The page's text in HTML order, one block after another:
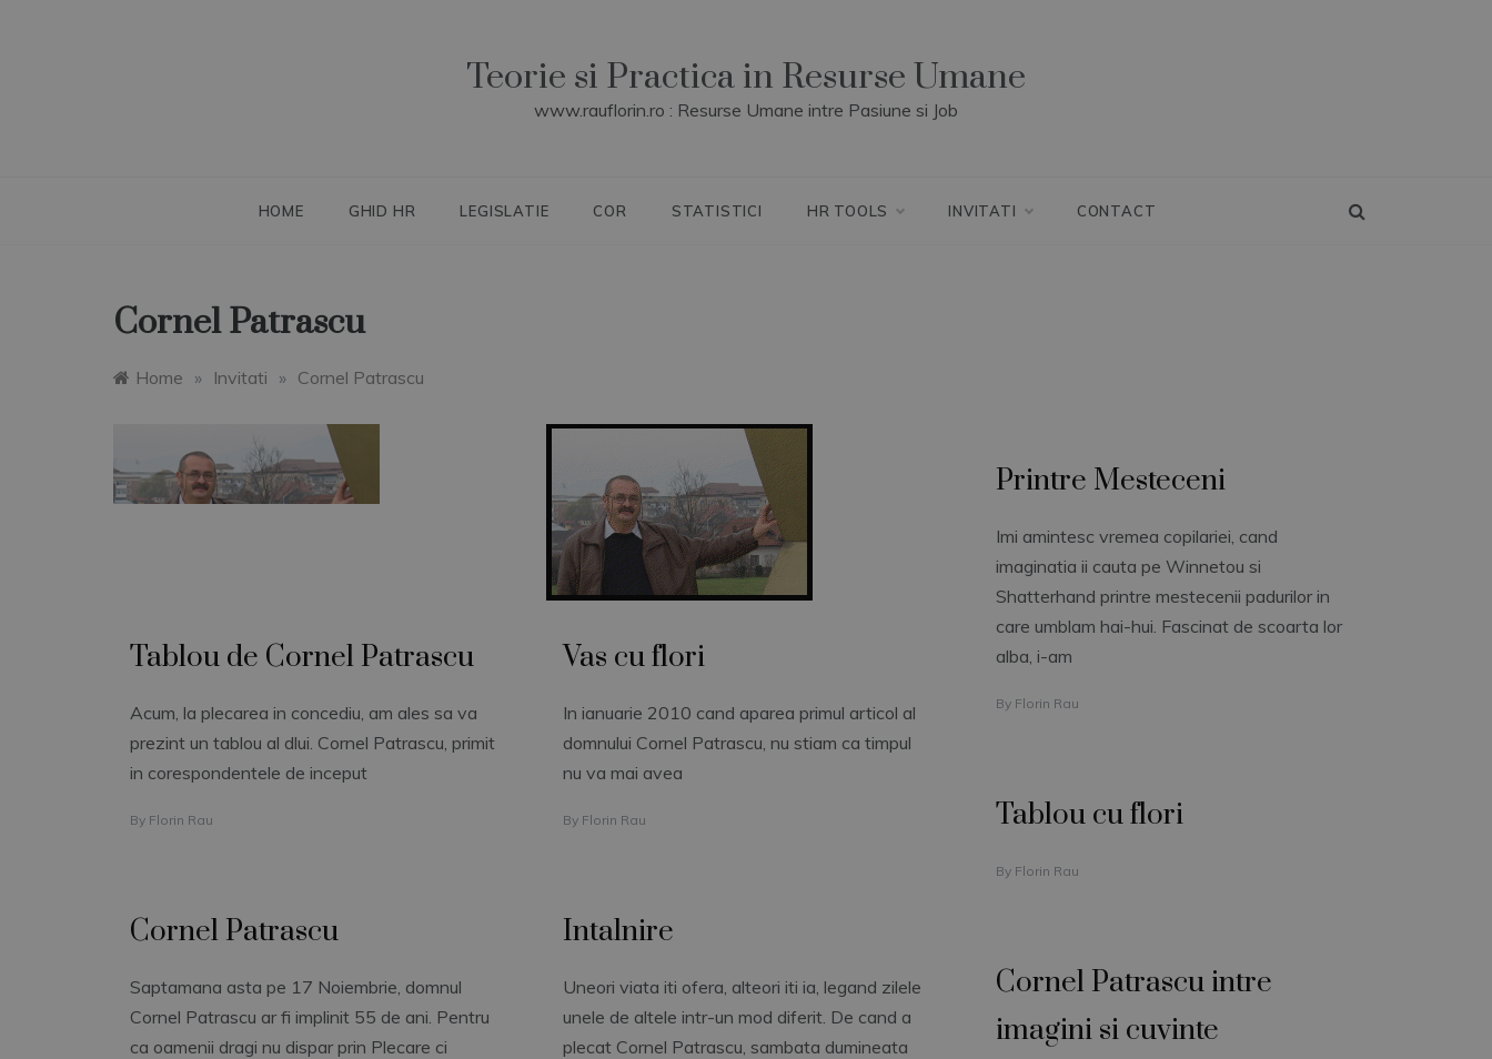
Teorie si Practica in Resurse Umane
www.rauflorin.ro : Resurse Umane intre Pasiune si Job
HOME GHID HR LEGISLATIE COR STATISTICI HR TOOLS INVITATI CONTACT
Cornel Patrascu
Home » Invitati » Cornel Patrascu
Tablou de Cornel Patrascu
Acum, la plecarea in concediu, am ales sa va
prezint un tablou al dlui. Cornel Patrascu, primit
in corespondentele de inceput
By Florin Rau
Vas cu flori
In ianuarie 2010 cand aparea primul articol al
domnului Cornel Patrascu, nu stiam ca timpul
nu va mai avea
By Florin Rau
Printre Mesteceni
Imi amintesc vremea copilariei, cand
imaginatia ii cauta pe Winnetou si
Shatterhand printre mestecenii padurilor in
care umblam hai-hui. Fascinat de scoarta lor
alba, i-am
By Florin Rau
Tablou cu flori
By Florin Rau
Cornel Patrascu
Saptamana asta pe 17 Noiembrie, domnul
Cornel Patrascu ar fi implinit 55 de ani. Pentru
ca oamenii dragi nu dispar prin Plecare ci
Intalnire
Uneori viata iti ofera, alteori iti ia, legand zilele
unele de altele intr-un mod diferit. De cand a
plecat Cornel Patrascu, sambata dumineata
Cornel Patrascu intre
imagini si cuvinte